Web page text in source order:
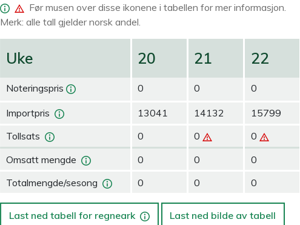
Før musen over disse ikonene i tabellen for mer informasjon.
Merk: alle tall gjelder norsk andel.
Uke
Noteringspris
Importpris
Tollsats
Omsatt mengde
Totalmengde/sesong
20
0
13041
0
0
0
21
0
14132
0
0
0
22
0
15799
0
0
0
Last ned tabell for regneark Last ned bilde av tabell